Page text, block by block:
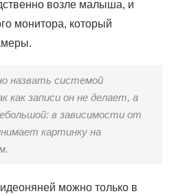
возле малыша, и
монитора, который
назвать системой
как записи он не делает, а
в зависимости от
картинку на
можно только в